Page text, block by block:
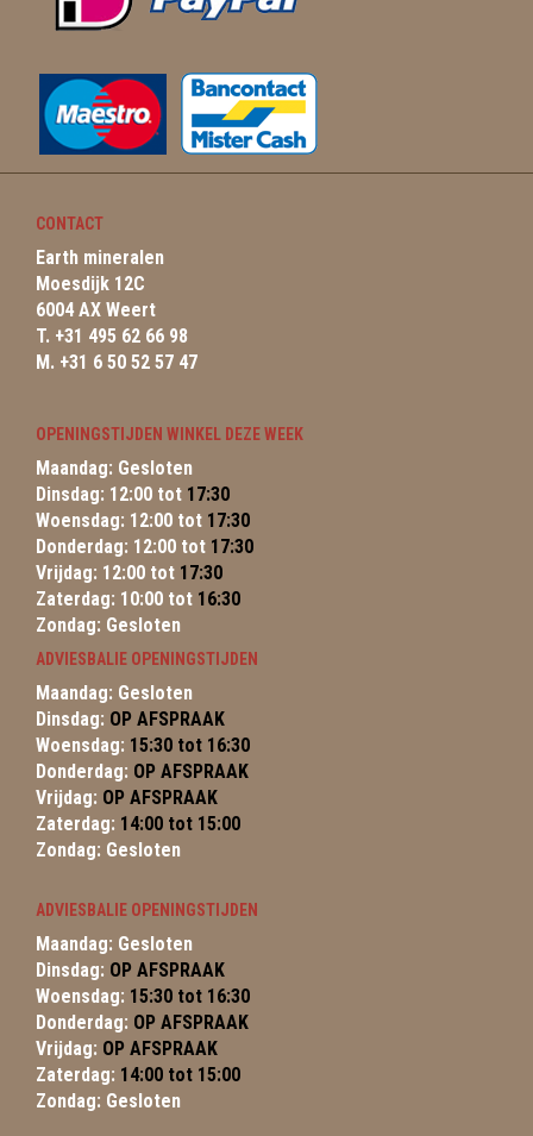
CONTACT
Earth mineralen
Moesdijk 12C
6004 AX Weert
T. +31 495 62 66 98
M. +31 6 50 52 57 47
OPENINGSTIJDEN WINKEL DEZE WEEK
Maandag: Gesloten
Dinsdag: 12:00 tot 17:30
Woensdag: 12:00 tot 17:30
Donderdag: 12:00 tot 17:30
Vrijdag: 12:00 tot 17:30
Zaterdag: 10:00 tot 16:30
Zondag: Gesloten
ADVIESBALIE OPENINGSTIJDEN
Maandag: Gesloten
Dinsdag: OP AFSPRAAK
Woensdag: 15:30 tot 16:30
Donderdag: OP AFSPRAAK
Vrijdag: OP AFSPRAAK
Zaterdag: 14:00 tot 15:00
Zondag: Gesloten
ADVIESBALIE OPENINGSTIJDEN
Maandag: Gesloten
Dinsdag: OP AFSPRAAK
Woensdag: 15:30 tot 16:30
Donderdag: OP AFSPRAAK
Vrijdag: OP AFSPRAAK
Zaterdag: 14:00 tot 15:00
Zondag: Gesloten